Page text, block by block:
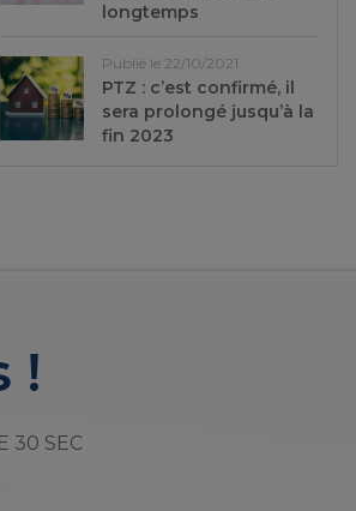
longtemps
Publié le 22/10/2021
PTZ : c’est confirmé, il
sera prolongé jusqu’à la
fin 2023
!
30 SEC